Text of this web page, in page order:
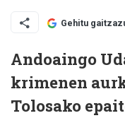
Gehitu
Andoaingo
krimenen
Tolosako